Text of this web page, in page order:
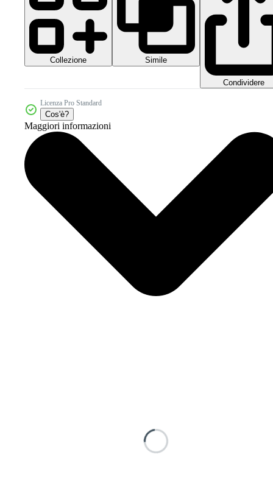
Collezione Simile
Condividere
Licenza Pro Standard
Cos'è?
Maggiori informazioni